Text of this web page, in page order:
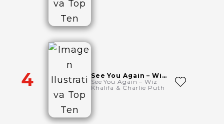
4
See You Again – Wiz Khalifa & Charlie Puth
See You Again – Wiz
Khalifa & Charlie Puth